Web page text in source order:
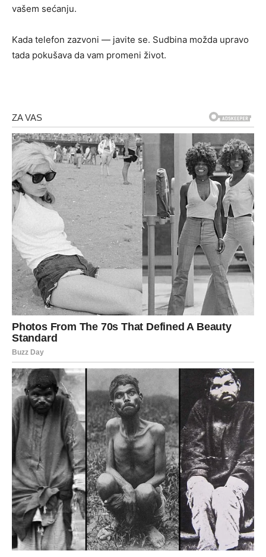
vašem sećanju.
Kada telefon zazvoni — javite se. Sudbina možda upravo
tada pokušava da vam promeni život.